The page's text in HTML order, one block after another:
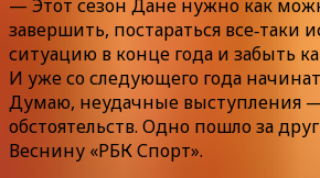
— Этот сезон Дане нужно как
завершить, постараться все‑таки
ситуацию в конце года и забыть
И уже со следующего года
Думаю, неудачные выступления
обстоятельств. Одно пошло за
Веснину «РБК Спорт».